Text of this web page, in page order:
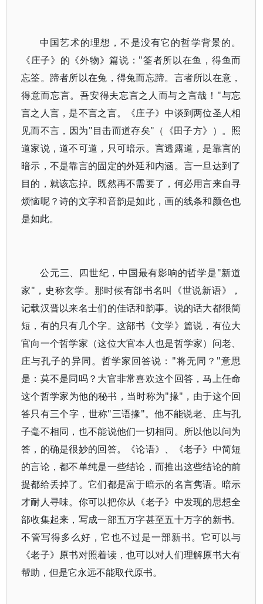
中国艺术的理想，不是没有它的哲学背景的。
《庄子》的《外物》篇说："筌者所以在鱼，得鱼而
忘筌。蹄者所以在兔，得兔而忘蹄。言者所以在意，
得意而忘言。吾安得夫忘言之人而与之言哉！"与忘
言之人言，是不言之言。《庄子》中谈到两位圣人相
见而不言，因为"目击而道存矣"（《田子方》）。照
道家说，道不可道，只可暗示。言透露道，是靠言的
暗示，不是靠言的固定的外延和内涵。言一旦达到了
目的，就该忘掉。既然再不需要了，何必用言来自寻
烦恼呢？诗的文字和音韵是如此，画的线条和颜色也
是如此。
公元三、四世纪，中国最有影响的哲学是"新道
家"，史称玄学。那时候有部书名叫《世说新语》，
记载汉晋以来名士们的佳话和韵事。说的话大都很简
短，有的只有几个字。这部书《文学》篇说，有位大
官向一个哲学家（这位大官本人也是哲学家）问老、
庄与孔子的异同。哲学家回答说："将无同？"意思
是：莫不是同吗？大官非常喜欢这个回答，马上任命
这个哲学家为他的秘书，当时称为"掾"，由于这个回
答只有三个字，世称"三语掾"。他不能说老、庄与孔
子毫不相同，也不能说他们一切相同。所以他以问为
答，的确是很妙的回答。《论语》、《老子》中简短
的言论，都不单纯是一些结论，而推出这些结论的前
提都给丢掉了。它们都是富于暗示的名言隽语。暗示
才耐人寻味。你可以把你从《老子》中发现的思想全
部收集起来，写成一部五万字甚至五十万字的新书。
不管写得多么好，它也不过是一部新书。它可以与
《老子》原书对照着读，也可以对人们理解原书大有
帮助，但是它永远不能取代原书。